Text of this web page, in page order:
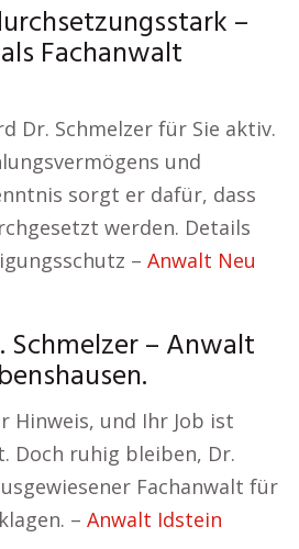
–
Fachanwalt
Dr. Schmelzer für Sie aktiv.
und
sorgt er dafür, dass
werden. Details
– Anwalt Neu
Schmelzer – Anwalt
Hinweis, und Ihr Job ist
Doch ruhig bleiben, Dr.
Fachanwalt für
– Anwalt Idstein